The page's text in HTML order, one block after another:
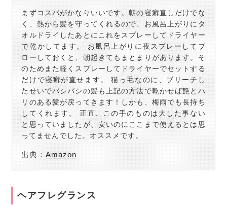
まずコスパがかなりいいです。朝の寝癖直しだけでな
く、熱から髪を守ってくれるので、お風呂上がりにタ
オルドライしたあとにこれをスプレーしてドライヤー
で乾かしてます。 お風呂上がりに夜スプレーしてブ
ローしておくと、朝起きてもまとまりがあります。そ
のためまた軽くスプレーしてドライヤーでセットする
だけで寝癖が直せます。 猫っ毛なのに、ブリーチし
たせいでバシバシの髪も上記の方法で乾かせば艶とハ
リのある髪が戻ってきます！しかも、梅雨でも長持ち
してくれます。 正直、この手のものは大した事ない
と思っていましたが、安いのにここまで使えるとは思
ってませんでした。オススメです。
出典：Amazon
ヘアフレグランス